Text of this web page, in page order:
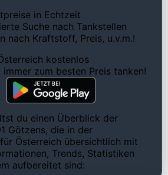
in Echtzeit
Suche nach Tankstellen
nach Kraftstoff, Preis, u.v.m.!
kostenlos
zum besten Preis tanken!
du einen Überblick der
Götzens, die in der
Österreich übersichtlich mit
Trends, Statistiken
aufbereitet sind: